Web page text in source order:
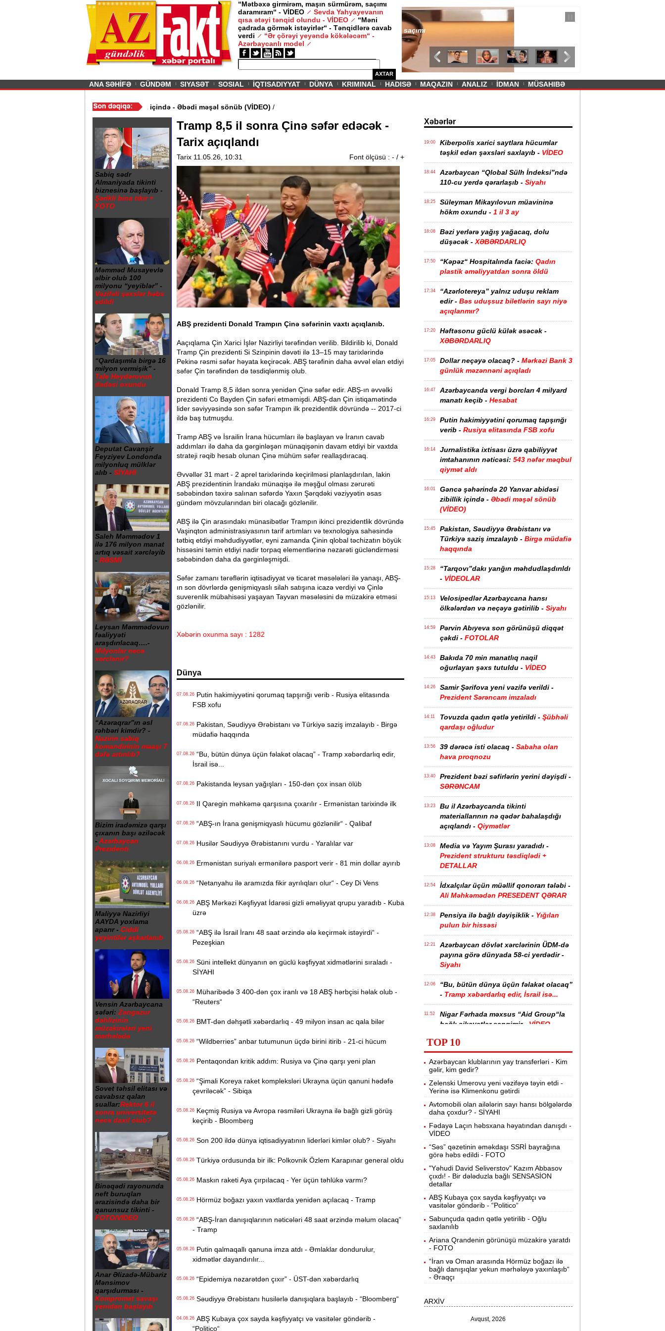
“Mətbəxə girmirəm, maşın sürmürəm, saçımı
daramıram“ - VİDEO
Sevda Yahyayevanın
qısa ətəyi tənqid olundu - VİDEO
“Məni
çadrada görmək istəyirlər“ - Tənqidlərə cavab
verdi
“Ər çörəyi yeyəndə kökələcəm“ -
Azərbaycanlı model
AXTAR
/ MAQAZIN /
— 11 İyul 2026
Sevda Yahyayevanın qısa ətəyi tənqid olundu -
VİDEO
Previous
ANA SƏHİFƏ GÜNDƏM SIYASƏT SOSIAL İQTISADIYYAT DÜNYA KRIMINAL HADISƏ MAQAZIN ANALIZ İDMAN MÜSAHIBƏ
Gəncə şəhərində 20 Yanvar abidəsi zibillik içində - Əbədi məşəl sönüb (VİDEO)
Sabiq sədr
Almaniyada tikinti
biznesinə başlayıb -
Şərikli bina tikir +
FOTO
Məmməd Musayevlə
əlbir olub 100
milyonu “yeyiblər” -
Vəzifəli şəxslər həbs
edildi
“Qardaşımla birgə 16
milyon vermişik” -
Tale Heydərovun
ifadəsi oxundu
Deputat Cavanşir
Feyziyev Londonda
milyonluq mülklər
alıb - SİYAHI
Saleh Məmmədov 1
ilə 176 milyon manat
artıq vəsait xərcləyib
- RƏSMİ
Leysan Məmmədovun
fəaliyyəti
araşdırılacaq….-
Milyonlar necə
xərclənir?
“Azəraqrar”ın əsl
rəhbəri kimdir? -
Nazirin sabiq
komandirinin maaşı 7
dəfə artırılıb?
Bizim iradəmizə qarşı
çıxanın başı əziləcək
- Azərbaycan
Prezidenti
Maliyyə Nazirliyi
AAYDA yoxlama
aparır - Ciddi
yeyintilər aşkarlanıb
Vensin Azərbaycana
səfəri: Zəngəzur
dəhlizinin
müzakirələri yeni
mərhələdə
Sovet təhsil elitası və
cavabsız qalan
suallar:Rektor 6 il
sonra universitetə
necə daxil olub?
Binəqədi rayonunda
neft buruqları
ərazisində daha bir
qanunsuz tikinti -
FOTO/VİDEO
Anar Əlizadə-Mübariz
Mənsimov
qarşıdurması -
Kompromat savaşı
yenidən başlayıb
Tramp 8,5 il sonra Çinə səfər edəcək -
Tarix açıqlandı
Tarix 11.05.26, 10:31 Font ölçüsü : - / +
ABŞ prezidenti Donald Trampın Çinə səfərinin vaxtı açıqlanıb.
Aaçıqlama Çin Xarici İşlər Nazirliyi tərəfindən verilib. Bildirilib ki, Donald
Tramp Çin prezidenti Si Szinpinin dəvəti ilə 13–15 may tarixlərində
Pekinə rəsmi səfər həyata keçirəcək. ABŞ tərəfinin daha əvvəl elan etdiyi
səfər Çin tərəfindən də təsdiqlənmiş olub.
Donald Tramp 8,5 ildən sonra yenidən Çinə səfər edir. ABŞ-ın əvvəlki
prezidenti Co Bayden Çin səfəri etməmişdi. ABŞ-dan Çin istiqamətində
lider səviyyəsində son səfər Trampın ilk prezidentlik dövründə -- 2017-ci
ildə baş tutmuşdu.
Tramp ABŞ və İsrailin İrana hücumları ilə başlayan və İranın cavab
addımları ilə daha da gərginləşən münaqişənin davam etdiyi bir vaxtda
strateji rəqib hesab olunan Çinə mühüm səfər reallaşdıracaq.
Əvvəllər 31 mart - 2 aprel tarixlərində keçirilməsi planlaşdırılan, lakin
ABŞ prezidentinin İrandakı münaqişə ilə məşğul olması zərurəti
səbəbindən təxirə salınan səfərdə Yaxın Şərqdəki vəziyyətin əsas
gündəm mövzularından biri olacağı gözlənilir.
ABŞ ilə Çin arasındakı münasibətlər Trampın ikinci prezidentlik dövründə
Vaşinqton administrasiyasının tarif artımları və texnologiya sahəsində
tətbiq etdiyi məhdudiyyətlər, eyni zamanda Çinin qlobal təchizatın böyük
hissəsini təmin etdiyi nadir torpaq elementlərinə nəzarəti gücləndirməsi
səbəbindən daha da gərginləşmişdi.
Səfər zamanı tərəflərin iqtisadiyyat və ticarət məsələləri ilə yanaşı, ABŞ-
ın son dövrlərdə genişmiqyaslı silah satışına icazə verdiyi və Çinlə
suverenlik mübahisəsi yaşayan Tayvan məsələsini də müzakirə etməsi
gözlənilir.
Xəbərin oxunma sayı : 1282
Dünya
07.08.26Putin hakimiyyətini qorumaq tapşırığı verib - Rusiya elitasında
FSB xofu
07.08.26Pakistan, Səudiyyə Ərəbistanı və Türkiyə saziş imzalayıb - Birgə
müdafiə haqqında
07.08.26“Bu, bütün dünya üçün fəlakət olacaq” - Tramp xəbərdarlıq edir,
İsrail isə...
07.08.26Pakistanda leysan yağışları - 150-dən çox insan ölüb
07.08.26II Qaregin məhkəmə qarşısına çıxarılır - Ermənistan tarixində ilk
07.08.26“ABŞ-ın İrana genişmiqyaslı hücumu gözlənilir“ - Qalibaf
07.08.26Husilər Səudiyyə Ərəbistanını vurdu - Yaralılar var
06.08.26Ermənistan suriyalı ermənilərə pasport verir - 81 min dollar ayırıb
06.08.26“Netanyahu ilə aramızda fikir ayrılıqları olur“ - Cey Di Vens
06.08.26ABŞ Mərkəzi Kəşfiyyat İdarəsi gizli əməliyyat qrupu yaradıb - Kuba
üzrə
05.08.26“ABŞ ilə İsrail İranı 48 saat ərzində ələ keçirmək istəyirdi“ -
Pezeşkian
05.08.26Süni intellekt dünyanın ən güclü kəşfiyyat xidmətlərini sıraladı -
SİYAHI
05.08.26Müharibədə 3 400-dən çox iranlı və 18 ABŞ hərbçisi həlak olub -
“Reuters“
05.08.26BMT-dən dəhşətli xəbərdarlıq - 49 milyon insan ac qala bilər
05.08.26“Wildberries” anbar tutumunun üçdə birini itirib - 21-ci hücum
05.08.26Pentaqondan kritik addım: Rusiya və Çinə qarşı yeni plan
05.08.26“Şimali Koreya raket kompleksləri Ukrayna üçün qanuni hədəfə
çevriləcək” - Sibiqa
05.08.26Keçmiş Rusiya və Avropa rəsmiləri Ukrayna ilə bağlı gizli görüş
keçirib - Bloomberg
05.08.26Son 200 ildə dünya iqtisadiyyatının liderləri kimlər olub? - Siyahı
05.08.26Türkiyə ordusunda bir ilk: Polkovnik Özlem Karapınar general oldu
05.08.26Maskın raketi Aya çırpılacaq - Yer üçün təhlükə varmı?
05.08.26Hörmüz boğazı yaxın vaxtlarda yenidən açılacaq - Tramp
05.08.26“ABŞ-İran danışıqlarının nəticələri 48 saat ərzində məlum olacaq”
- Tramp
05.08.26Putin qalmaqallı qanuna imza atdı - Əmlaklar dondurulur,
xidmətlər dayandırılır...
05.08.26“Epidemiya nəzarətdən çıxır” - ÜST-dən xəbərdarlıq
05.08.26Səudiyyə Ərəbistanı husilərlə danışıqlara başlayıb - “Bloomberg“
04.08.26ABŞ Kubaya çox sayda kəşfiyyatçı və vasitələr göndərib -
“Politico“
Xəbərlər
19:00
Kiberpolis xarici saytlara hücumlar
təşkil edən şəxsləri saxlayıb - VİDEO
18:44
Azərbaycan “Qlobal Sülh İndeksi”ndə
110-cu yerdə qərarlaşıb - Siyahı
18:25
Süleyman Mikayılovun müavininə
hökm oxundu - 1 il 3 ay
18:08
Bəzi yerlərə yağış yağacaq, dolu
düşəcək - XƏBƏRDARLIQ
17:50 “Kəpəz“ Hospitalında faciə: Qadın
plastik əməliyyatdan sonra öldü
17:34
“Azərlotereya” yalnız uduşu reklam
edir - Bəs uduşsuz biletlərin sayı niyə
açıqlanmır?
17:20
Həftəsonu güclü külək əsəcək -
XƏBƏRDARLIQ
17:05 Dollar neçəyə olacaq? - Mərkəzi Bank 3
günlük məzənnəni açıqladı
16:47
Azərbaycanda vergi borcları 4 milyard
manatı keçib - Hesabat
16:29
Putin hakimiyyətini qorumaq tapşırığı
verib - Rusiya elitasında FSB xofu
16:14
Jurnalistika ixtisası üzrə qabiliyyət
imtahanının nəticəsi: 543 nəfər məqbul
qiymət aldı
16:01
Gəncə şəhərində 20 Yanvar abidəsi
zibillik içində - Əbədi məşəl sönüb
(VİDEO)
15:45
Pakistan, Səudiyyə Ərəbistanı və
Türkiyə saziş imzalayıb - Birgə müdafiə
haqqında
15:28
“Tarqovı”dakı yanğın məhdudlaşdırıldı
- VİDEOLAR
15:13
Velosipedlər Azərbaycana hansı
ölkələrdən və neçəyə gətirilib - Siyahı
14:59
Pərvin Abıyeva son görünüşü diqqət
çəkdi - FOTOLAR
14:43
Bakıda 70 min manatlıq naqil
oğurlayan şəxs tutuldu - VİDEO
14:26
Samir Şərifova yeni vəzifə verildi -
Prezident Sərəncam imzaladı
14:11 Tovuzda qadın qətlə yetirildi - Şübhəli
qardaşı oğludur
13:56 39 dərəcə isti olacaq - Sabaha olan
hava proqnozu
13:40
Prezident bəzi səfirlərin yerini dəyişdi -
SƏRƏNCAM
13:23
Bu il Azərbaycanda tikinti
materiallarının nə qədər bahalaşdığı
açıqlandı - Qiymətlər
13:08
Media və Yayım Şurası yaradıdı -
Prezident strukturu təsdiqlədi +
DETALLAR
12:54
İdxalçılar üçün müəllif qonorarı tələbi -
Ali Məhkəmədən PRESEDENT QƏRAR
12:38 Pensiya ilə bağlı dəyişiklik - Yığılan
pulun bir hissəsi
12:21
Azərbaycan dövlət xərclərinin ÜDM-də
payına görə dünyada 58-ci yerdədir -
Siyahı
12:06
“Bu, bütün dünya üçün fəlakət olacaq”
- Tramp xəbərdarlıq edir, İsrail isə...
11:52
Nigar Fərhada məxsus “Aid Group“la
bağlı şikayətlər səngimir - VİDEO
11:36
Əhalimizin yarısı bu xəstəlikdən
əziyyət çəkir -Səbəb
11:19
Azərbaycanda işçi axtarılır -
Əməkhaqqı 10 min manatdır
11:04
Kartdan istədiyiniz qədər köçürmə edə
bilərsiniz -VİDEO
10:50
Ər-arvadın yanaraq ölməsinə görə
həbs edilən var - Evdən 15 min də
oğurlanıb
10:34
Azərbaycanda icra başçısı olmayan
rayonlar -
Bağlanan universitetin müəllimləri
narazıdır -İşsiz qalıblar
10:02 Pakistanda leysan yağışları -150-dən
çox insan ölüb
9:48
II Qaregin məhkəmə qarşısına çıxarılır -
Ermənistan tarixində ilk
gözlənilir“ -
Ən çox çörək və ət yeyən bölgələr -
TOP 10
Azərbaycan klublarının yay transferləri - Kim
gəlir, kim gedir?
Zelenski Umerovu yeni vəzifəyə təyin etdi -
Yerinə isə Klimenkonu gətirdi
Avtomobili olan ailələrin sayı hansı bölgələrdə
daha çoxdur? - SİYAHI
Fədayə Laçın həbsxana həyatından danışdı -
VİDEO
“Səs” qəzetinin əməkdaşı SSRİ bayrağına
görə həbs edildi - FOTO
"Yəhudi David Seliverstov" Kazım Abbasov
çıxdı! - Bir dələduzla bağlı SENSASİON
detallar
ABŞ Kubaya çox sayda kəşfiyyatçı və
vasitələr göndərib - “Politico“
Sabunçuda qadın qətlə yetirilib - Oğlu
saxlanılıb
Ariana Qrandenin görünüşü müzakirə yaratdı
- FOTO
“İran və Oman arasında Hörmüz boğazı ilə
bağlı danışıqlar yekun mərhələyə yaxınlaşıb“
- Əraqçı
ARXİV
Avqust, 2026